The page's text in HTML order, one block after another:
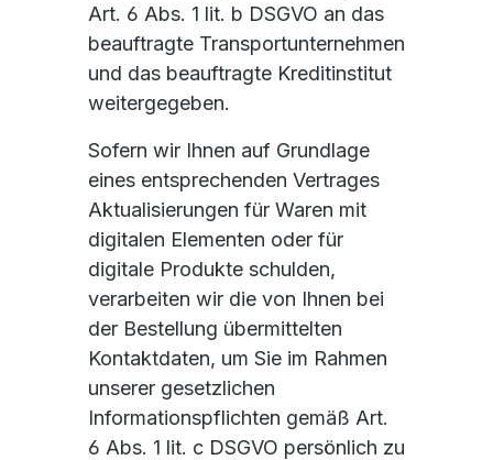
Art. 6 Abs. 1 lit. b DSGVO an das
beauftragte Transportunternehmen
und das beauftragte Kreditinstitut
weitergegeben.
Sofern wir Ihnen auf Grundlage
eines entsprechenden Vertrages
Aktualisierungen für Waren mit
digitalen Elementen oder für
digitale Produkte schulden,
verarbeiten wir die von Ihnen bei
der Bestellung übermittelten
Kontaktdaten, um Sie im Rahmen
unserer gesetzlichen
Informationspflichten gemäß Art.
6 Abs. 1 lit. c DSGVO persönlich zu